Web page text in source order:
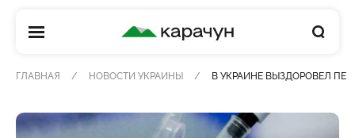
КАРАЧУН
ГЛАВНАЯ НОВОСТИ УКРАИНЫ В УКРАИНЕ ВЫЗДОРОВЕЛ